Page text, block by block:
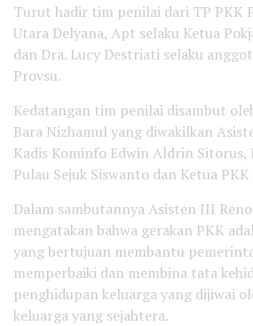
Turut hadir tim penilai dari TP PKK
Utara Delyana, Apt selaku Ketua
dan Dra. Lucy Destriati selaku
Provsu.
Kedatangan tim penilai disambut
Bara Nizhamul yang diwakilkan
Kadis Kominfo Edwin Aldrin Sitorus,
Pulau Sejuk Siswanto dan Ketua PKK
Dalam sambutannya Asisten III
mengatakan bahwa gerakan PKK
yang bertujuan membantu
memperbaiki dan membina tata
penghidupan keluarga yang dijiwai
keluarga yang sejahtera.